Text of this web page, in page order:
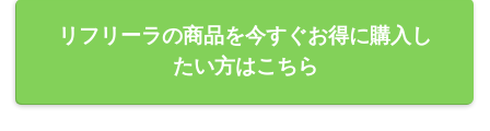
リフリーラの商品を今すぐお得に購入し
たい方はこちら